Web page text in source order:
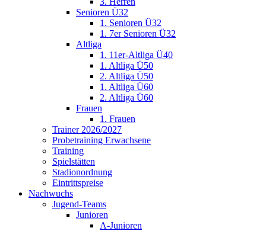
Senioren Ü32
1. Senioren Ü32
1. 7er Senioren Ü32
Altliga
1. 11er-Altliga Ü40
1. Altliga Ü50
2. Altliga Ü50
1. Altliga Ü60
2. Altliga Ü60
Frauen
1. Frauen
Trainer 2026/2027
Probetraining Erwachsene
Training
Spielstätten
Stadionordnung
Eintrittspreise
Nachwuchs
Jugend-Teams
Junioren
A-Junioren